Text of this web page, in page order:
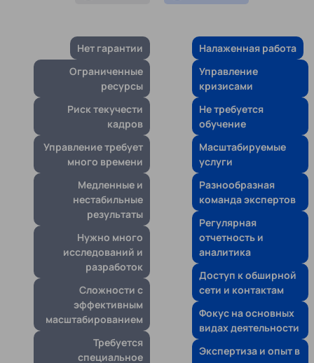
Нет гарантии
Ограниченные
ресурсы
Риск текучести
кадров
Управление требует
много времени
Медленные и
нестабильные
результаты
Нужно много
исследований и
разработок
Сложности с
эффективным
масштабированием
Требуется
специальное
Налаженная работа
Управление
кризисами
Не требуется
обучение
Масштабируемые
услуги
Разнообразная
команда экспертов
Регулярная
отчетность и
аналитика
Доступ к обширной
сети и контактам
Фокус на основных
видах деятельности
Экспертиза и опыт в